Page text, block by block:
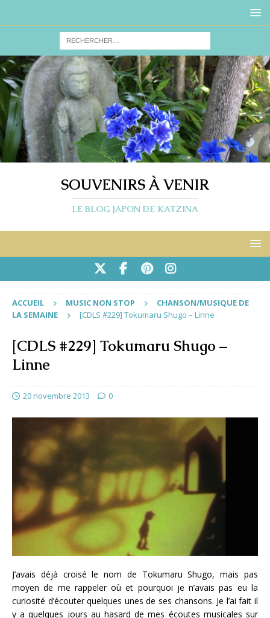
SOUVENIRS À VENIR
LE BLOG JAPON DE KATZINA
ACCUEIL MUSIC NON STOP
CHANSON/MUSIQUE DE
LA SEMAINE
[CDLS #229] Tokumaru Shugo – Linne
[CDLS #229] Tokumaru Shugo –
Linne
20 novembre 2013 0
J’avais déjà croisé le nom de Tokumaru Shugo, mais pas
moyen de me rappeler où et pourquoi je n’avais pas eu la
curiosité d’écouter quelques unes de ses chansons. Je l’ai fait il
y a quelques jours au hasard de mes écoutes musicales sur